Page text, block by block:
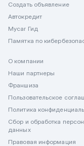
Создать объявление
Автокредит
Mycar Гид
Памятка по
О компании
Наши партнеры
Франшиза
Пользовательское
Политика
Сбор и обработка
данных
Правовая информация